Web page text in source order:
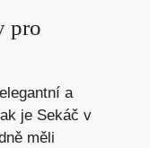
pro
a
je Sekáč v
měli